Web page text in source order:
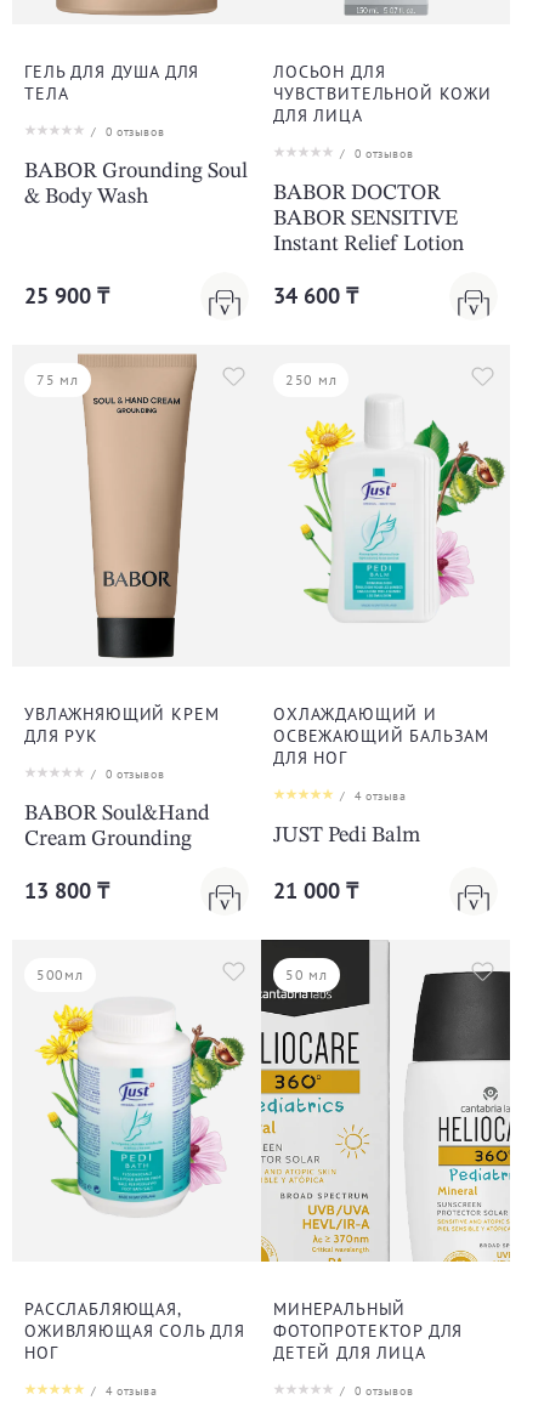
ГЕЛЬ ДЛЯ ДУША ДЛЯ
ТЕЛА
/ 0 отзывов
BABOR Grounding Soul
& Body Wash
25 900 ₸
ЛОСЬОН ДЛЯ
ЧУВСТВИТЕЛЬНОЙ КОЖИ
ДЛЯ ЛИЦА
/ 0 отзывов
BABOR DOCTOR
BABOR SENSITIVE
Instant Relief Lotion
34 600 ₸
75 мл
УВЛАЖНЯЮЩИЙ КРЕМ
ДЛЯ РУК
/ 0 отзывов
BABOR Soul&Hand
Cream Grounding
13 800 ₸
250 мл
ОХЛАЖДАЮЩИЙ И
ОСВЕЖАЮЩИЙ БАЛЬЗАМ
ДЛЯ НОГ
/ 4отзыва
JUST Pedi Balm
21 000 ₸
500мл
РАССЛАБЛЯЮЩАЯ,
ОЖИВЛЯЮЩАЯ СОЛЬ ДЛЯ
НОГ
/ 4отзыва
50 мл
МИНЕРАЛЬНЫЙ
ФОТОПРОТЕКТОР ДЛЯ
ДЕТЕЙ ДЛЯ ЛИЦА
/ 0 отзывов